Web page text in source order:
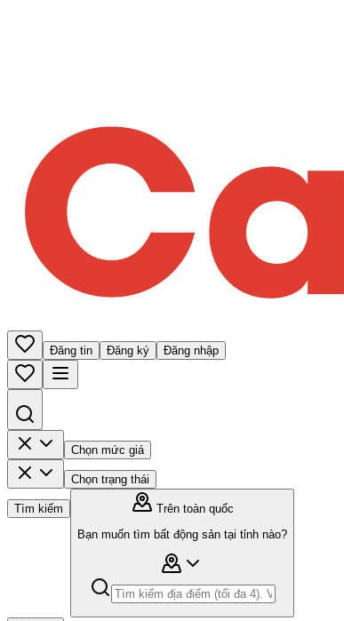
Đăng tin Đăng ký Đăng nhập
Chọn mức giá
Chọn trạng thái
Tìm kiếm
Trên toàn quốc
Bạn muốn tìm bất động sản tại tỉnh nào?